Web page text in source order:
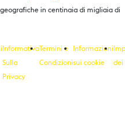
in centinaia di migliaia di
Informativa
Sulla
Privacy
Termini e
Condizioni
Informazioni
sui cookie
dei